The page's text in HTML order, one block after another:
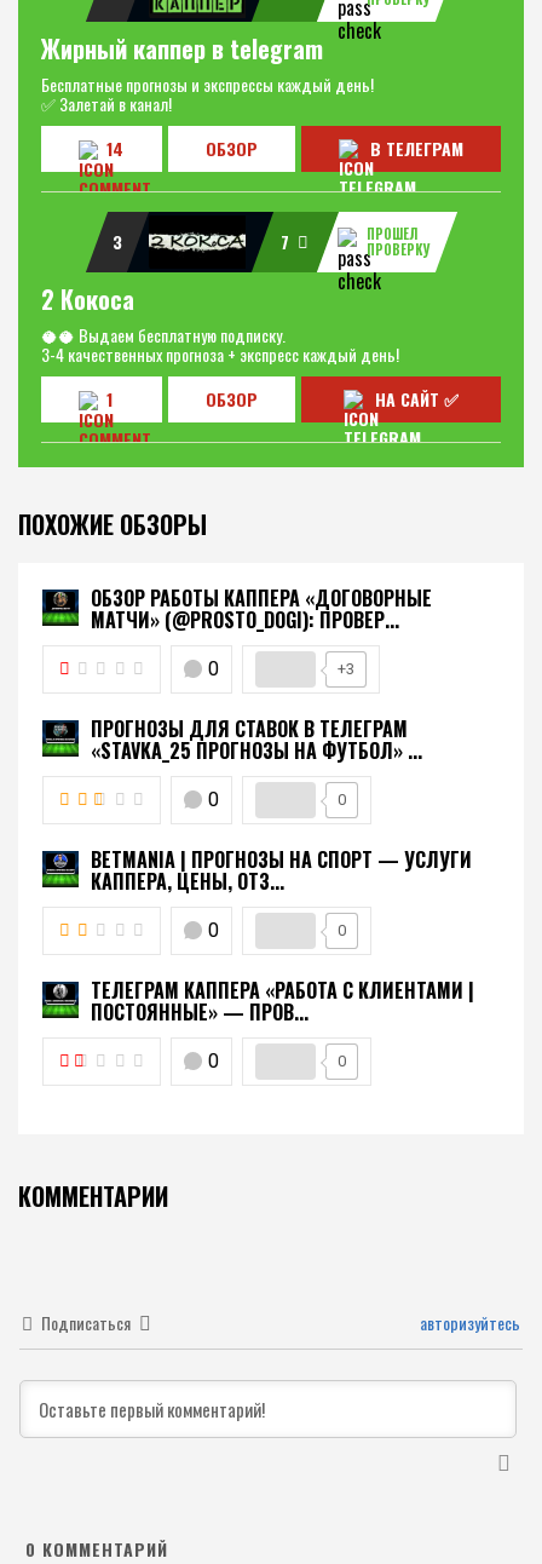
Жирный каппер в telegram
Бесплатные прогнозы и экспрессы каждый день!
✅ Залетай в канал!
14
ОБЗОР В ТЕЛЕГРАМ
3 7
ПРОШЕЛ
ПРОВЕРКУ
2 Кокоса
🥥🥥 Выдаем бесплатную подписку.
3-4 качественных прогноза + экспресс каждый день!
1
ОБЗОР НА САЙТ ✅
ПОХОЖИЕ ОБЗОРЫ
ОБЗОР РАБОТЫ КАППЕРА «ДОГОВОРНЫЕ
МАТЧИ» (@PROSTO_DOGI): ПРОВЕР...
0 +3
ПРОГНОЗЫ ДЛЯ СТАВОК В ТЕЛЕГРАМ
«STAVKA_25 ПРОГНОЗЫ НА ФУТБОЛ» ...
0 0
BETMANIA | ПРОГНОЗЫ НА СПОРТ — УСЛУГИ
КАППЕРА, ЦЕНЫ, ОТЗ...
0 0
ТЕЛЕГРАМ КАППЕРА «РАБОТА С КЛИЕНТАМИ |
ПОСТОЯННЫЕ» — ПРОВ...
0 0
КОММЕНТАРИИ
Подписаться авторизуйтесь
0 КОММЕНТАРИЙ